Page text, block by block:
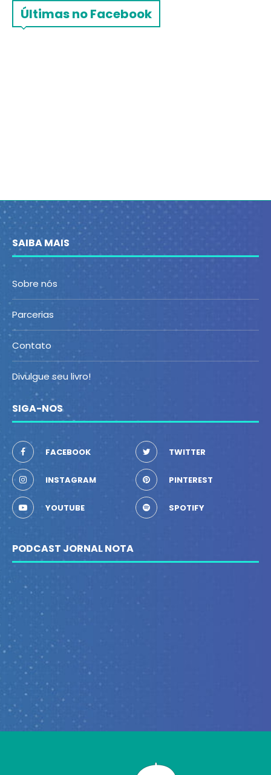
Últimas no Facebook
SAIBA MAIS
Sobre nós
Parcerias
Contato
Divulgue seu livro!
SIGA-NOS
FACEBOOK TWITTER
INSTAGRAM PINTEREST
YOUTUBE SPOTIFY
PODCAST JORNAL NOTA